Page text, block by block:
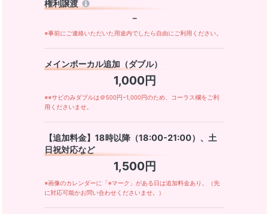
権利譲渡
－
※事前にご連絡いただいた用途内でしたら自由にご利用ください。
メインボーカル追加（ダブル）
1,000円
※※サビのみダブルは＠500円~1,000円のため、コーラス欄をご利
用くださいませ。
【追加料金】18時以降（18:00-21:00）、土
日祝対応など
1,500円
※画像のカレンダーに「※マーク」がある日は追加料金あり。（先
に対応可能かお問い合わせくださいませ。）